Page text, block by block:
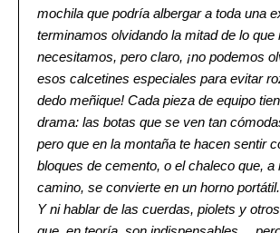
mochila que podría albergar a toda una
terminamos olvidando la mitad de lo que
necesitamos, pero claro, ¡no podemos
esos calcetines especiales para evitar
dedo meñique! Cada pieza de equipo
drama: las botas que se ven tan
pero que en la montaña te hacen sentir
bloques de cemento, o el chaleco que, a
camino, se convierte en un horno portátil.
Y ni hablar de las cuerdas, piolets y